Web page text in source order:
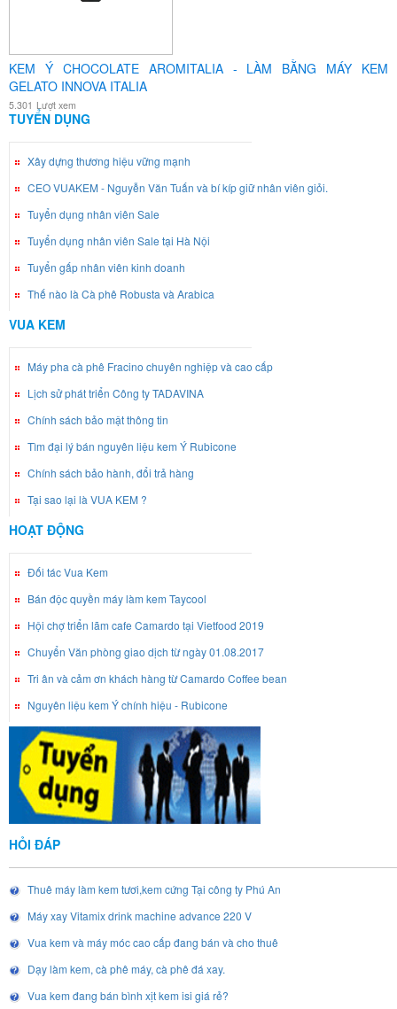
KEM Ý CHOCOLATE AROMITALIA - LÀM BẰNG MÁY KEM
GELATO INNOVA ITALIA
5.301 Lượt xem
TUYỂN DỤNG
Xây dựng thương hiệu vững mạnh
CEO VUAKEM - Nguyễn Văn Tuấn và bí kíp giữ nhân viên giỏi.
Tuyển dụng nhân viên Sale
Tuyển dụng nhân viên Sale tại Hà Nội
Tuyển gấp nhân viên kinh doanh
Thế nào là Cà phê Robusta và Arabica
VUA KEM
Máy pha cà phê Fracino chuyên nghiệp và cao cấp
Lịch sử phát triển Công ty TADAVINA
Chính sách bảo mật thông tin
Tìm đại lý bán nguyên liệu kem Ý Rubicone
Chính sách bảo hành, đổi trả hàng
Tại sao lại là VUA KEM ?
HOẠT ĐỘNG
Đối tác Vua Kem
Bán độc quyền máy làm kem Taycool
Hội chợ triển lãm cafe Camardo tại Vietfood 2019
Chuyển Văn phòng giao dịch từ ngày 01.08.2017
Tri ân và cảm ơn khách hàng từ Camardo Coffee bean
Nguyên liệu kem Ý chính hiệu - Rubicone
HỎI ĐÁP
Thuê máy làm kem tươi,kem cứng Tại công ty Phú An
Máy xay Vitamix drink machine advance 220 V
Vua kem và máy móc cao cấp đang bán và cho thuê
Dạy làm kem, cà phê máy, cà phê đá xay.
Vua kem đang bán bình xịt kem isi giá rẻ?